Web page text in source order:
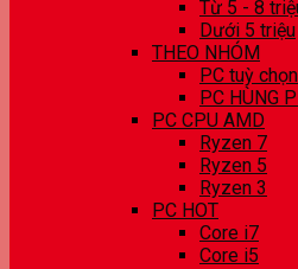
Từ 5 - 8
Dưới 5 triệu
THEO NHÓM
PC tuỳ chọn
PC HÙNG
PC CPU AMD
Ryzen 7
Ryzen 5
Ryzen 3
PC HOT
Core i7
Core i5